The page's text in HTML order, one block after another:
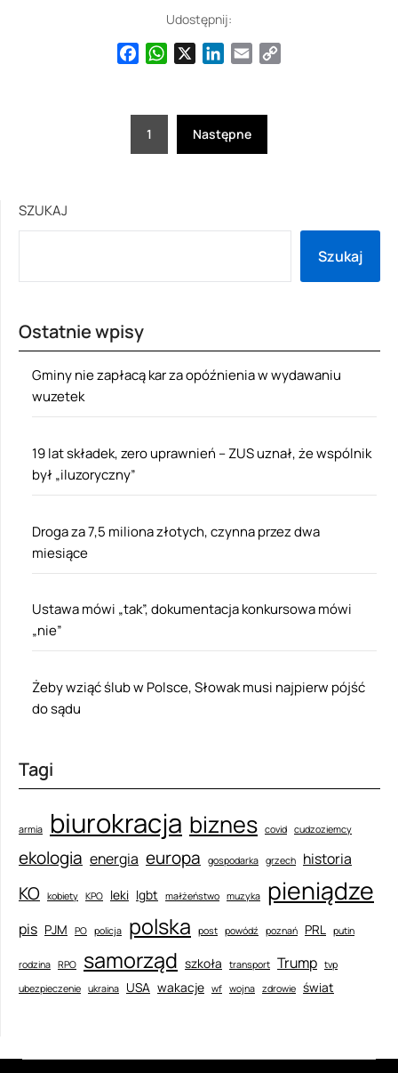
Udostępnij:
FacebookWhatsAppLinkedIn
Email
Stronicowanie1 Następne
SZUKAJ
Szukaj
Ostatnie wpisy
Gminy nie zapłacą kar za opóźnienia w wydawaniu
wuzetek
19 lat składek, zero uprawnień – ZUS uznał, że wspólnik
był „iluzoryczny”
Droga za 7,5 miliona złotych, czynna przez dwa
miesiące
Ustawa mówi „tak”, dokumentacja konkursowa mówi
„nie”
Żeby wziąć ślub w Polsce, Słowak musi najpierw pójść
do sądu
Tagi
armia biurokracja biznes covid cudzoziemcy
ekologia energia europa gospodarka grzech historia
KO kobiety KPO leki lgbt małżeństwo muzyka pieniądze
pis PJM PO policja polska post powódź poznań PRL putin
rodzina RPO samorząd szkoła transport Trump tvp
ubezpieczenie ukraina USA wakacje wf wojna zdrowie świat